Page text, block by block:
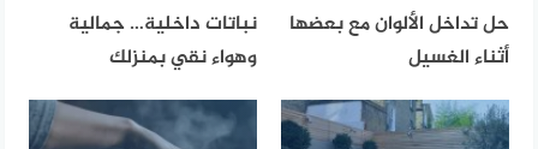
حل تداخل الألوان مع بعضها
أثناء الغسيل
نباتات داخلية… جمالية
وهواء نقي بمنزلك